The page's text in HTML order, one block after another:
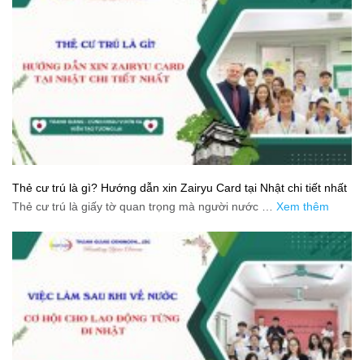
Thẻ cư trú là gì? Hướng dẫn xin Zairyu Card tại Nhật chi tiết nhất
Thẻ cư trú là giấy tờ quan trọng mà người nước … Xem thêm